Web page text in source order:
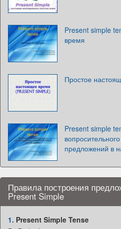
Present simple
время
Простое
Present simple
предложений в
Правила построения
Present Simple
1. Present Simple Tense